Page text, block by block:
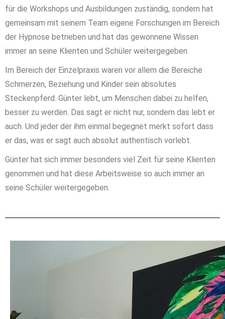
für die Workshops und Ausbildungen zuständig, sondern hat
gemeinsam mit seinem Team eigene Forschungen im Bereich
der Hypnose betrieben und hat das gewonnene Wissen
immer an seine Klienten und Schüler weitergegeben.
Im Bereich der Einzelpraxis waren vor allem die Bereiche
Schmerzen, Beziehung und Kinder sein absolutes
Steckenpferd. Günter lebt, um Menschen dabei zu helfen,
besser zu werden. Das sagt er nicht nur, sondern das lebt er
auch. Und jeder der ihm einmal begegnet merkt sofort dass
er das, was er sagt auch absolut authentisch vorlebt.
Günter hat sich immer besonders viel Zeit für seine Klienten
genommen und hat diese Arbeitsweise so auch immer an
seine Schüler weitergegeben.